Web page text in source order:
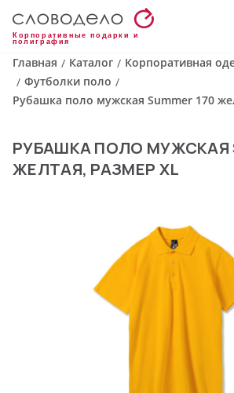
Корпоративные подарки и
полиграфия
Главная / Каталог / Корпоративная
/ Футболки поло /
Рубашка поло мужская Summer 170
РУБАШКА ПОЛО МУЖСКАЯ
ЖЕЛТАЯ, РАЗМЕР XL